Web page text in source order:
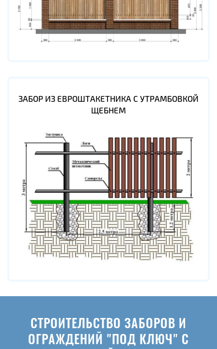
ЗАБОР ИЗ ЕВРОШТАКЕТНИКА С УТРАМБОВКОЙ
ЩЕБНЕМ
СТРОИТЕЛЬСТВО ЗАБОРОВ И
ОГРАЖДЕНИЙ "ПОД КЛЮЧ" С